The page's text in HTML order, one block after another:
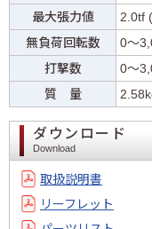
最大張力値
2.0tf
無負荷回転数
0〜
打撃数
0〜
質 量
ダウンロード
Download
取扱説明書
リーフレット